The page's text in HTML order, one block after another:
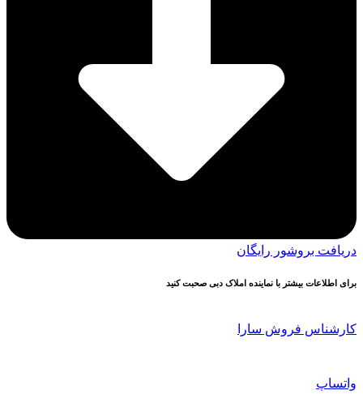
دریافت بروشور رایگان
برای اطلاعات بیشتر با نماینده املاک دبی صحبت کنید
کارشناس فروش سارا
واتساپ